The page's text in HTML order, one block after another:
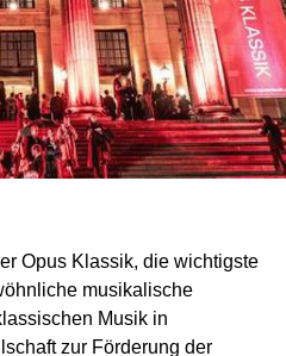
Opus Klassik, die wichtigste
musikalische
Musik in
zur Förderung der